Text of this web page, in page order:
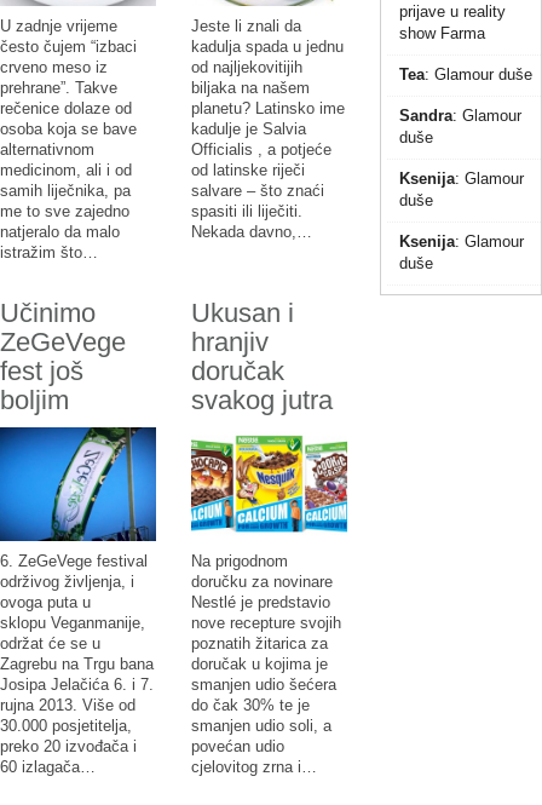
U zadnje vrijeme
često čujem “izbaci
crveno meso iz
prehrane”. Takve
rečenice dolaze od
osoba koja se bave
alternativnom
medicinom, ali i od
samih liječnika, pa
me to sve zajedno
natjeralo da malo
istražim što…
Jeste li znali da
kadulja spada u jednu
od najljekovitijih
biljaka na našem
planetu? Latinsko ime
kadulje je Salvia
Officialis , a potjeće
od latinske riječi
salvare – što znaći
spasiti ili liječiti.
Nekada davno,…
Učinimo
ZeGeVege
fest još
boljim
6. ZeGeVege festival
održivog življenja, i
ovoga puta u
sklopu Veganmanije,
održat će se u
Zagrebu na Trgu bana
Josipa Jelačića 6. i 7.
rujna 2013. Više od
30.000 posjetitelja,
preko 20 izvođača i
60 izlagača…
Ukusan i
hranjiv
doručak
svakog jutra
Na prigodnom
doručku za novinare
Nestlé je predstavio
nove recepture svojih
poznatih žitarica za
doručak u kojima je
smanjen udio šećera
do čak 30% te je
smanjen udio soli, a
povećan udio
cjelovitog zrna i…
prijave u reality
show Farma
Tea: Glamour duše
Sandra: Glamour
duše
Ksenija: Glamour
duše
Ksenija: Glamour
duše